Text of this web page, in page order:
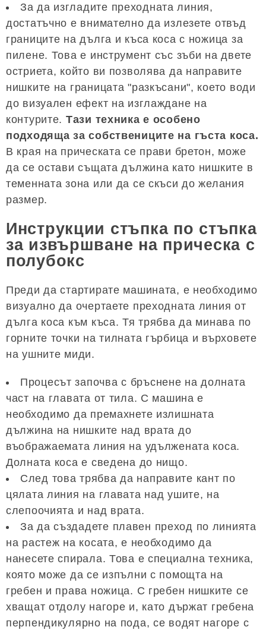
За да изгладите преходната линия,
достатъчно е внимателно да излезете отвъд
границите на дълга и къса коса с ножица за
пилене. Това е инструмент със зъби на двете
остриета, който ви позволява да направите
нишките на границата "разкъсани", което води
до визуален ефект на изглаждане на
контурите. Тази техника е особено
подходяща за собствениците на гъста коса.
В края на прическата се прави бретон, може
да се остави същата дължина като нишките в
теменната зона или да се скъси до желания
размер.
Инструкции стъпка по стъпка
за извършване на прическа с
полубокс
Преди да стартирате машината, е необходимо
визуално да очертаете преходната линия от
дълга коса към къса. Тя трябва да минава по
горните точки на тилната гърбица и върховете
на ушните миди.
Процесът започва с бръснене на долната
част на главата от тила. С машина е
необходимо да премахнете излишната
дължина на нишките над врата до
въображаемата линия на удължената коса.
Долната коса е сведена до нищо.
След това трябва да направите кант по
цялата линия на главата над ушите, на
слепоочията и над врата.
За да създадете плавен преход по линията
на растеж на косата, е необходимо да
нанесете спирала. Това е специална техника,
която може да се изпълни с помощта на
гребен и права ножица. С гребен нишките се
хващат отдолу нагоре и, като държат гребена
перпендикулярно на пода, се водят нагоре с